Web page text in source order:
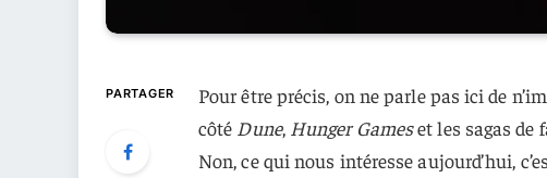
PARTAGER
Pour être précis, on ne parle pas ici de
côté Dune, Hunger Gameset les sagas de
Non, ce qui nous intéresse aujourd’hui,